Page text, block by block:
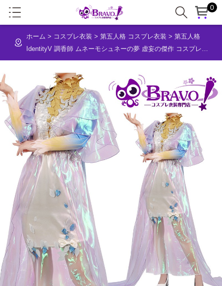
0
ホーム > コスプレ衣装 > 第五人格 コスプレ衣装 > 第五人格
IdentityV 調香師 ムネーモシュネーの夢 虚妄の傑作 コスプレ衣
装